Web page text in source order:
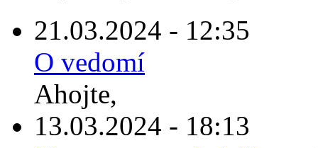
21.03.2024 - 12:35
O vedomí
Ahojte,
13.03.2024 - 18:13